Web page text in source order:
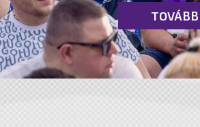
TOVÁBB